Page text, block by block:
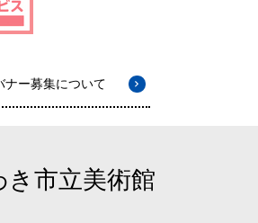
ナー募集について
き市立美術館